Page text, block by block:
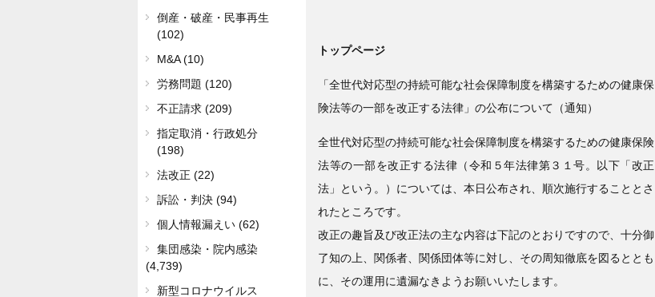
トップページ
「全世代対応型の持続可能な社会保障制度を構築するための健康保
険法等の一部を改正する法律」の公布について（通知）
全世代対応型の持続可能な社会保障制度を構築するための健康保険
法等の一部を改正する法律（令和５年法律第３１号。以下「改正
法」という。）については、本日公布され、順次施行することとさ
れたところです。
改正の趣旨及び改正法の主な内容は下記のとおりですので、十分御
了知の上、関係者、関係団体等に対し、その周知徹底を図るととも
に、その運用に遺漏なきようお願いいたします。
倒産・破産・民事再生
(102)
M&A (10)
労務問題 (120)
不正請求 (209)
指定取消・行政処分
(198)
法改正 (22)
訴訟・判決 (94)
個人情報漏えい (62)
集団感染・院内感染
(4,739)
新型コロナウイルス